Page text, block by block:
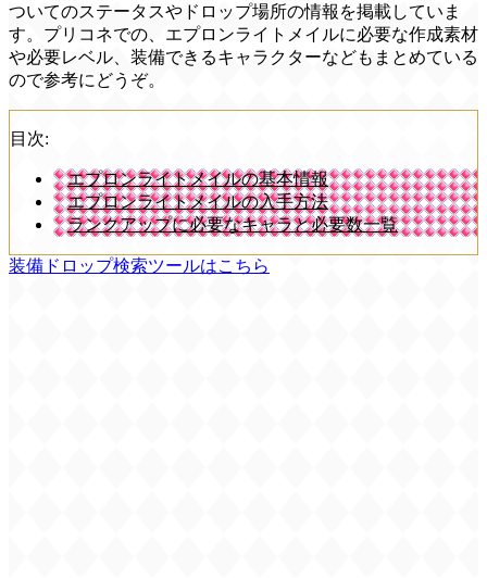
ついてのステータスやドロップ場所の情報を掲載していま
す。プリコネでの、エプロンライトメイルに必要な作成素材
や必要レベル、装備できるキャラクターなどもまとめている
ので参考にどうぞ。
目次:
エプロンライトメイルの基本情報
エプロンライトメイルの入手方法
ランクアップに必要なキャラと必要数一覧
装備ドロップ検索ツールはこちら